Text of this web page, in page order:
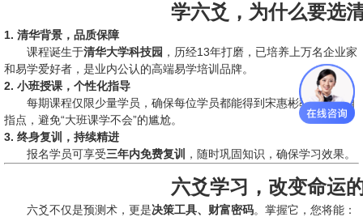
学六爻，为什么要选
1. 清华背景，品质保障
课程诞生于清华大学科技园 ，历经13年打磨，已培养上万名企业家
和易学爱好者，是业内公认的高端易学培训品牌。
2. 小班授课，个性化指导
每期课程仅限少量学员，确保每位学员都能得到宋惠彬教授的亲自
指点，避免“大班课学不会”的尴尬。
3. 终身复训，持续精进
报名学员可享受三年内免费复训 ，随时巩固知识，确保学习效果。
六爻学习，改变命运
六爻不仅是预测术，更是决策工具、财富密码。掌握它，您将能：